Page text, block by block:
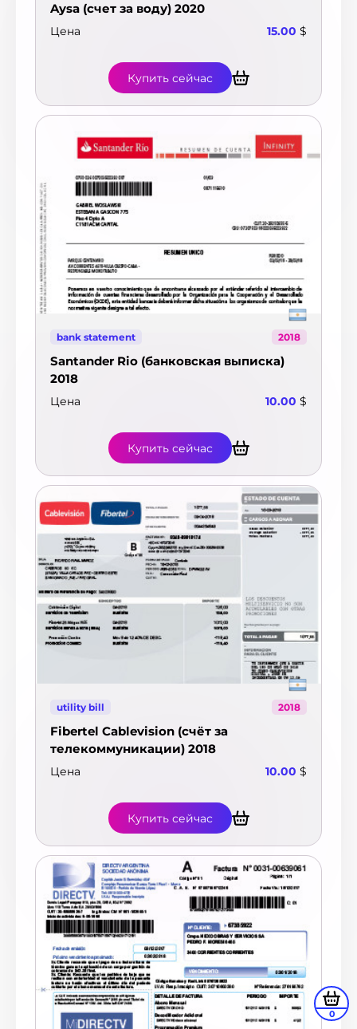
Aysa (счет за воду) 2020
Цена 15.00 $
Купить сейчас
bank statement 2018
Santander Rio (банковская выписка)
2018
Цена 10.00 $
Купить сейчас
utility bill 2018
Fibertel Cablevision (счёт за
телекоммуникации) 2018
Цена 10.00 $
Купить сейчас
0